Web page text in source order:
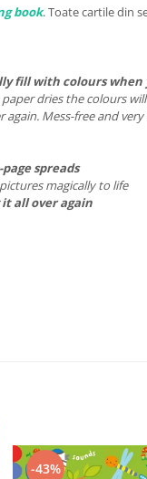
book. Toate cartile din
fill with colours when
dries the colours
Mess-free and
spreads
magically to life
all over again
-43%